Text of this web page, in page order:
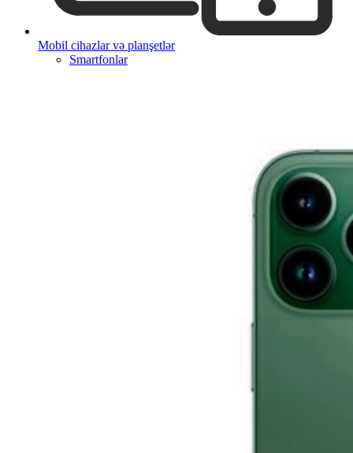
Mobil cihazlar və planşetlər
Smartfonlar